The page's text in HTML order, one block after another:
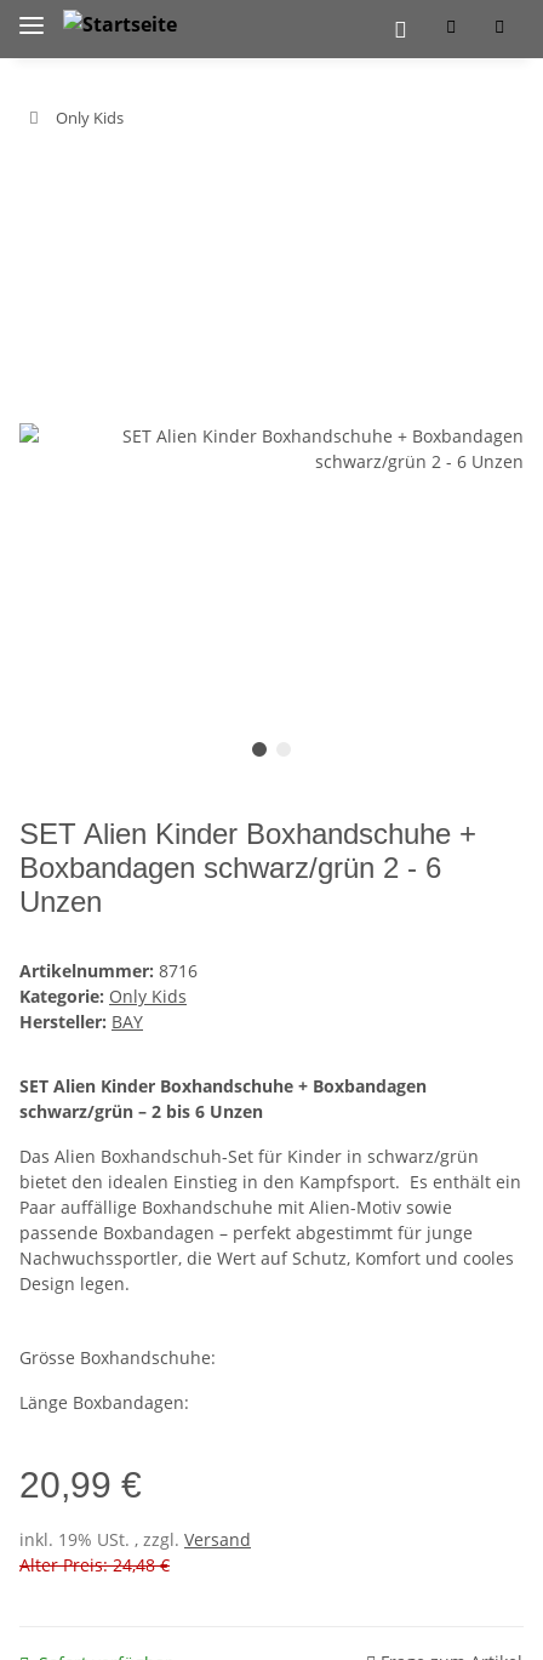
Only Kids
SET Alien Kinder Boxhandschuhe +
Boxbandagen schwarz/grün 2 - 6
Unzen
Artikelnummer: 8716
Kategorie: Only Kids
Hersteller: BAY
SET Alien Kinder Boxhandschuhe + Boxbandagen
schwarz/grün – 2 bis 6 Unzen
Das Alien Boxhandschuh-Set für Kinder in schwarz/grün
bietet den idealen Einstieg in den Kampfsport. Es enthält ein
Paar auffällige Boxhandschuhe mit Alien-Motiv sowie
passende Boxbandagen – perfekt abgestimmt für junge
Nachwuchssportler, die Wert auf Schutz, Komfort und cooles
Design legen.
Grösse Boxhandschuhe:
Länge Boxbandagen:
20,99 €
inkl. 19% USt. , zzgl. Versand
Alter Preis: 24,48 €